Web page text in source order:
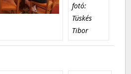
fotó:
Tüskés
Tibor